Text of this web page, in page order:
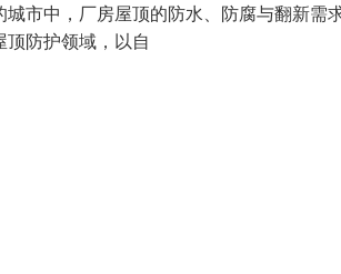
市中，厂房屋顶的防水、防腐与翻新需
防护领域，以自